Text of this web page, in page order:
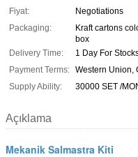
Fiyat:
Negotiations
Packaging:
Kraft cartons
box
Delivery Time:
1 Day For
Payment Terms: Western Union,
Supply Ability:
30000 SET /
Açıklama
Mekanik Salmastra Kiti